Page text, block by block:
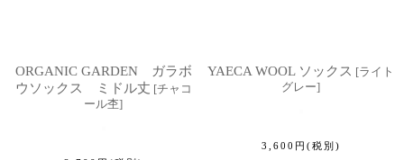
ORGANIC GARDEN ガラボ
ウソックス ミドル丈 [チャコ
ール杢]
YAECA WOOL ソックス [ライト
グレー]
3,600 円 (税別)